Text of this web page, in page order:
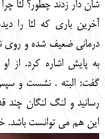
شان دار زدند چطور؟ لئا
آخرین باری که لئا را
درمانی ضعیف شده و روی
به پایش اشاره کرد. از
گفت: البته . نشست و
رسانید و لنگ لنگان چند
این هم می توانست باشد.